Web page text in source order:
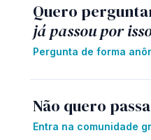
Quero
já passou por
Pergunta de forma
Não quero
Entra na comunidade